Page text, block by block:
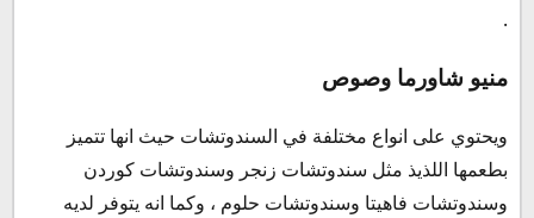
.
منيو شاورما وصوص
ويحتوي على انواع مختلفة في السندوتشات حيث انها تتميز
بطعمها اللذيذ مثل سندوتشات زنجر وسندوتشات كوردن
وسندوتشات فاهيتا وسندوتشات حلوم ، وكما انه يتوفر لديه